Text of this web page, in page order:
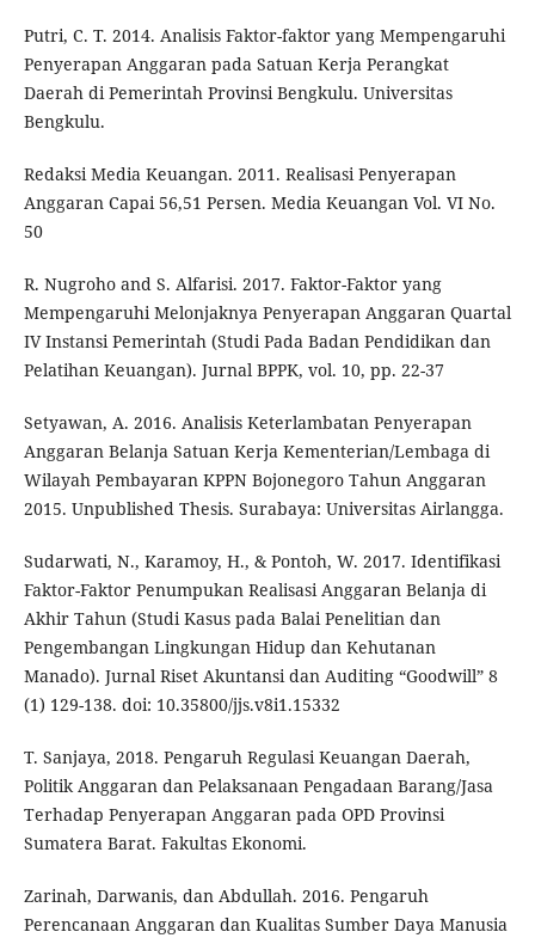
Putri, C. T. 2014. Analisis Faktor-faktor yang Mempengaruhi
Penyerapan Anggaran pada Satuan Kerja Perangkat
Daerah di Pemerintah Provinsi Bengkulu. Universitas
Bengkulu.
Redaksi Media Keuangan. 2011. Realisasi Penyerapan
Anggaran Capai 56,51 Persen. Media Keuangan Vol. VI No.
50
R. Nugroho and S. Alfarisi. 2017. Faktor-Faktor yang
Mempengaruhi Melonjaknya Penyerapan Anggaran Quartal
IV Instansi Pemerintah (Studi Pada Badan Pendidikan dan
Pelatihan Keuangan). Jurnal BPPK, vol. 10, pp. 22-37
Setyawan, A. 2016. Analisis Keterlambatan Penyerapan
Anggaran Belanja Satuan Kerja Kementerian/Lembaga di
Wilayah Pembayaran KPPN Bojonegoro Tahun Anggaran
2015. Unpublished Thesis. Surabaya: Universitas Airlangga.
Sudarwati, N., Karamoy, H., & Pontoh, W. 2017. Identifikasi
Faktor-Faktor Penumpukan Realisasi Anggaran Belanja di
Akhir Tahun (Studi Kasus pada Balai Penelitian dan
Pengembangan Lingkungan Hidup dan Kehutanan
Manado). Jurnal Riset Akuntansi dan Auditing “Goodwill” 8
(1) 129-138. doi: 10.35800/jjs.v8i1.15332
T. Sanjaya, 2018. Pengaruh Regulasi Keuangan Daerah,
Politik Anggaran dan Pelaksanaan Pengadaan Barang/Jasa
Terhadap Penyerapan Anggaran pada OPD Provinsi
Sumatera Barat. Fakultas Ekonomi.
Zarinah, Darwanis, dan Abdullah. 2016. Pengaruh
Perencanaan Anggaran dan Kualitas Sumber Daya Manusia